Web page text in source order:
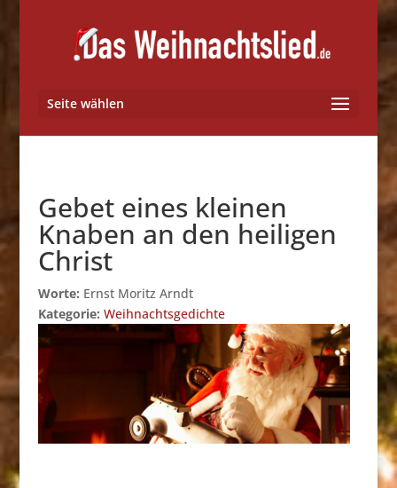
Seite wählen
Gebet eines kleinen
Knaben an den heiligen
Christ
Worte: Ernst Moritz Arndt
Kategorie: Weihnachtsgedichte